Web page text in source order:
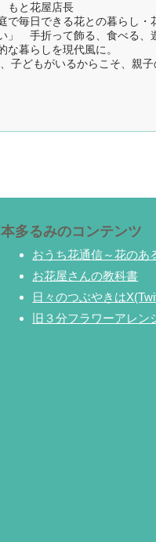
もと花屋店長
で毎日できる花との暮らし・
」 手折って飾る、食べる、
暮らしを現代風に。
子どもがいるからこそ、親
本多るみのコンテンツ
おうち花通信～花のあ
お花屋さんの教科書
日々のつぶやきは
旧３分フラワーアレン